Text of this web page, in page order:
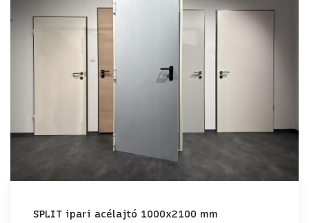
SPLIT ipari acélajtó 1000x2100 mm